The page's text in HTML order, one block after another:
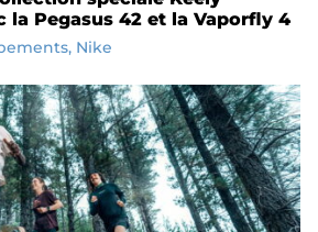
la Pegasus 42 et la Vaporfly 4
, Nike